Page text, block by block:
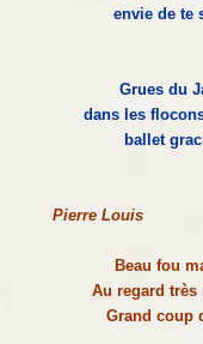
envie de te
Grues du
dans les
ballet
Pierre Louis
Beau fou
Au regard très
Grand coup